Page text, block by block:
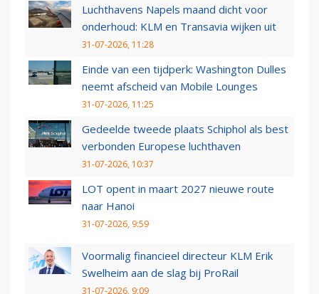
Luchthavens Napels maand dicht voor
onderhoud: KLM en Transavia wijken uit
31-07-2026, 11:28
Einde van een tijdperk: Washington Dulles
neemt afscheid van Mobile Lounges
31-07-2026, 11:25
Gedeelde tweede plaats Schiphol als best
verbonden Europese luchthaven
31-07-2026, 10:37
LOT opent in maart 2027 nieuwe route
naar Hanoi
31-07-2026, 9:59
Voormalig financieel directeur KLM Erik
Swelheim aan de slag bij ProRail
31-07-2026, 9:09